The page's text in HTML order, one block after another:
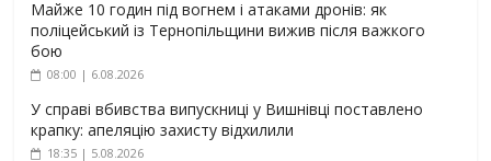
Майже 10 годин під вогнем і атаками дронів: як
поліцейський із Тернопільщини вижив після важкого
бою
08:00 | 6.08.2026
У справі вбивства випускниці у Вишнівці поставлено
крапку: апеляцію захисту відхилили
18:35 | 5.08.2026